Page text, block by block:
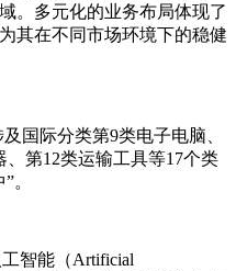
。多元化的业务布局体现了
其在不同市场环境下的稳健
国际分类第9类电子电脑、
第12类运输工具等17个类
。
智能（Artificial